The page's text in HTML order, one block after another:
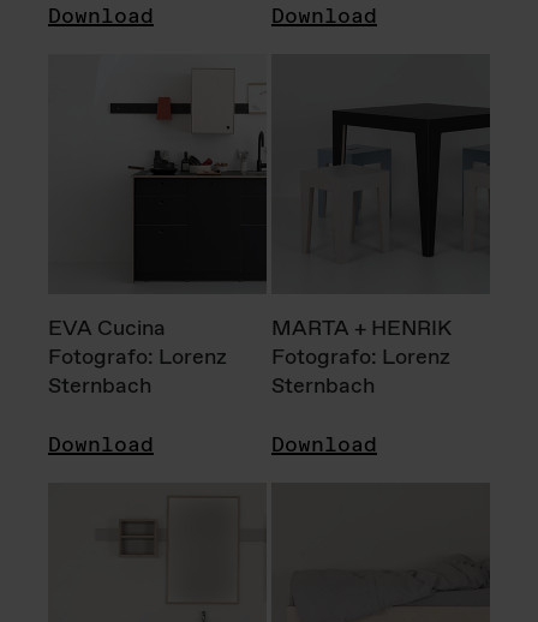
Download Download
EVA Cucina
Fotografo: Lorenz
Sternbach
Download
MARTA + HENRIK
Fotografo: Lorenz
Sternbach
Download